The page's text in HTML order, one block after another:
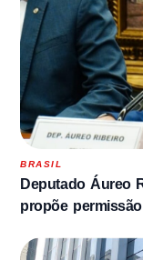
BRASIL
Deputado Áureo
propõe